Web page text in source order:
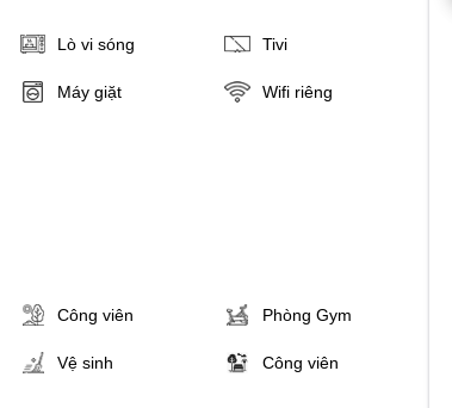
Lò vi sóng Tivi
Máy giặt Wifi riêng
Công viên Phòng Gym
Vệ sinh Công viên